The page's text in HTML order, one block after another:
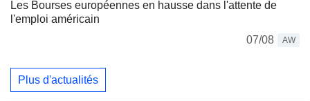
Les Bourses européennes en hausse dans l'attente de
l'emploi américain
07/08
AW
Plus d'actualités